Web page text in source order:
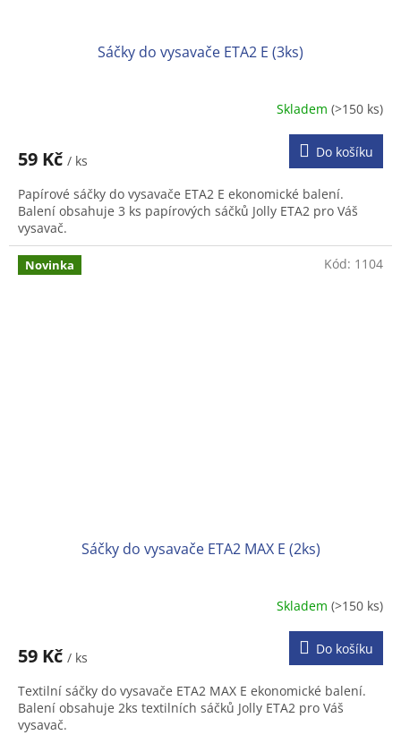
Sáčky do vysavače ETA2 E (3ks)
Skladem (>150 ks)
59 Kč / ks
Do košíku
Papírové sáčky do vysavače ETA2 E ekonomické balení.
Balení obsahuje 3 ks papírových sáčků Jolly ETA2 pro Váš
vysavač.
Novinka
Sáčky do vysavače ETA2 MAX E (2ks)
Skladem (>150 ks)
59 Kč / ks
Do košíku
Textilní sáčky do vysavače ETA2 MAX E ekonomické balení.
Balení obsahuje 2ks textilních sáčků Jolly ETA2 pro Váš
vysavač.
Kód: 1104